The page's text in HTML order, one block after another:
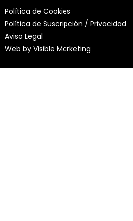
Política de Cookies
Política de Suscripción / Privacidad
Aviso Legal
Web by Visible Marketing